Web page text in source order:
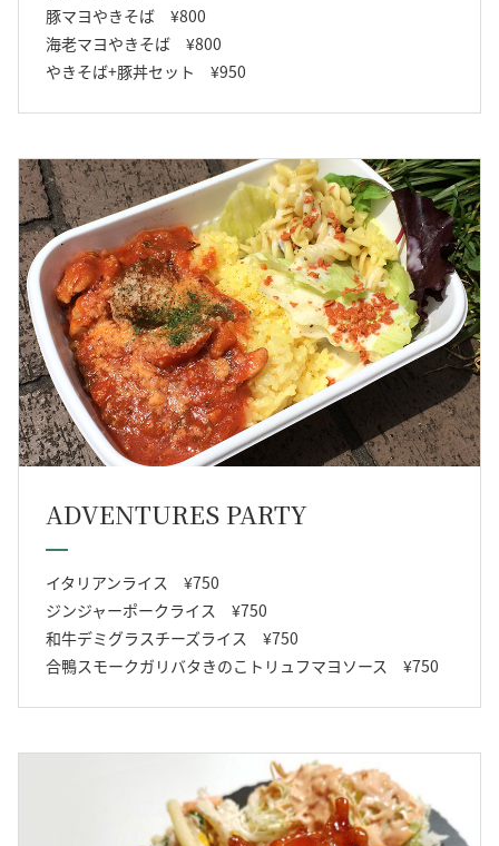
豚マヨやきそば ¥800
海老マヨやきそば ¥800
やきそば+豚丼セット ¥950
ADVENTURES PARTY
イタリアンライス ¥750
ジンジャーポークライス ¥750
和牛デミグラスチーズライス ¥750
合鴨スモークガリバタきのこトリュフマヨソース ¥750